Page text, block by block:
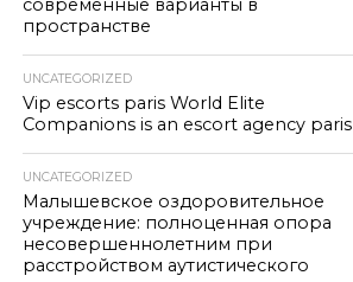
современные варианты в
пространстве
UNCATEGORIZED
Vip escorts paris World Elite
Companions is an escort agency paris
UNCATEGORIZED
Малышевское оздоровительное
учреждение: полноценная опора
несовершеннолетним при
расстройством аутистического